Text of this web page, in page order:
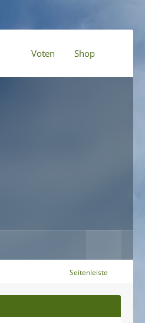
Voten Shop
Seitenleiste